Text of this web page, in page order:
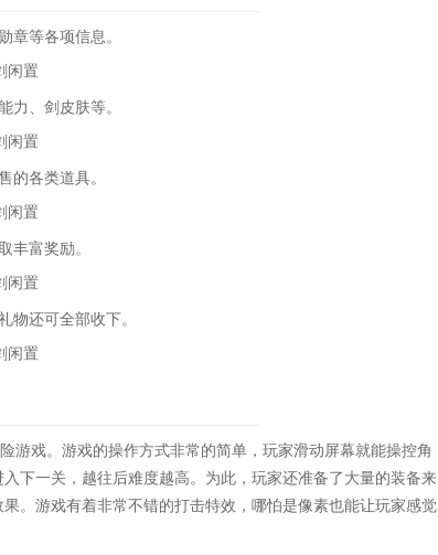
等各项信息。
、剑皮肤等。
各类道具。
富奖励。
还可全部收下。
戏。游戏的操作方式非常的简单，玩家滑动屏幕就能操控角
下一关，越往后难度越高。为此，玩家还准备了大量的装备来
。游戏有着非常不错的打击特效，哪怕是像素也能让玩家感觉